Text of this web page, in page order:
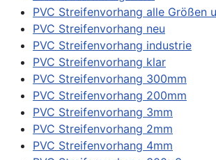
PVC Streifenvorhang alle Größen
PVC Streifenvorhang neu
PVC Streifenvorhang industrie
PVC Streifenvorhang klar
PVC Streifenvorhang 300mm
PVC Streifenvorhang 200mm
PVC Streifenvorhang 3mm
PVC Streifenvorhang 2mm
PVC Streifenvorhang 4mm